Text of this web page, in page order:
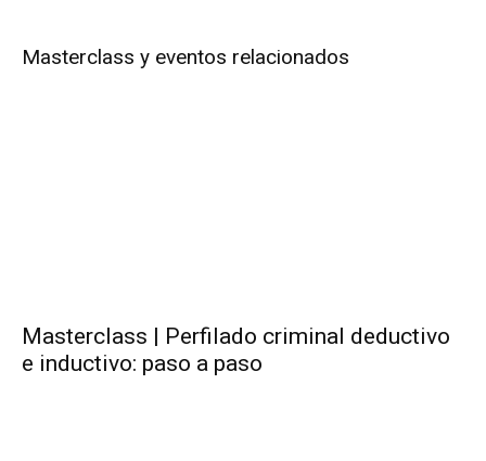
Masterclass y eventos relacionados
Masterclass | Perfilado criminal deductivo
e inductivo: paso a paso